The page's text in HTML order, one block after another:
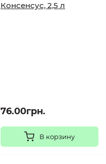
Консенсус, 2,5 л
76.00грн.
В корзину